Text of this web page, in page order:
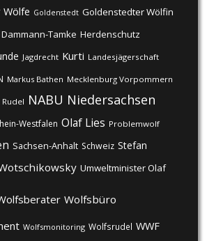
Wölfe Goldenstedt Goldenstedter Wölfin
Tamke Herdenschutz
Jagdrecht Kurti Landesjägerschaft
Markus Bathen Mecklenburg Vorpommern
NABU Niedersachsen
Westfalen Olaf Lies Problemwolf
Sachsen-Anhalt Schweiz Stefan
Umweltminister Olaf
Wolfsbüro
Wolfsmonitoring Wolfsrudel WWF